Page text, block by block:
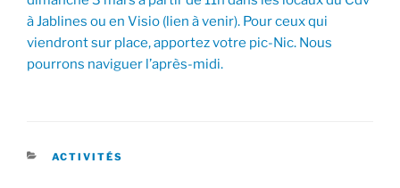
à Jablines ou en Visio (lien à venir). Pour ceux qui
viendront sur place, apportez votre pic-Nic. Nous
pourrons naviguer l’après-midi.
CATÉGORIES
ACTIVITÉS